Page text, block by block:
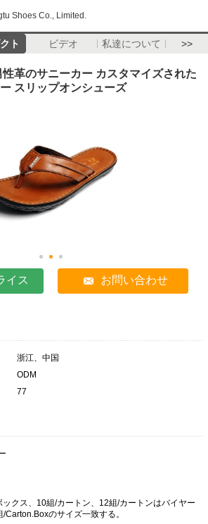
Shoes Co., Limited.
ト ビデオ 私達について >>
革のサニーカー カスタマイズされた
スリップオンシューズ
イス お問い合わせ
浙江、中国
ODM
77
ックス、10組/カートン、12組/カートンはバイヤー
Carton.Boxのサイズ一致する。